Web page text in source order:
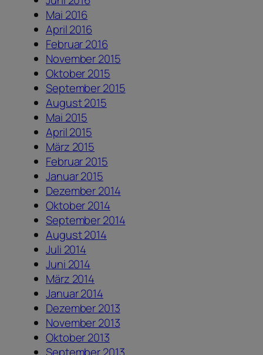
Mai 2016
April 2016
Februar 2016
November 2015
Oktober 2015
September 2015
August 2015
Mai 2015
April 2015
März 2015
Februar 2015
Januar 2015
Dezember 2014
Oktober 2014
September 2014
August 2014
Juli 2014
Juni 2014
März 2014
Januar 2014
Dezember 2013
November 2013
Oktober 2013